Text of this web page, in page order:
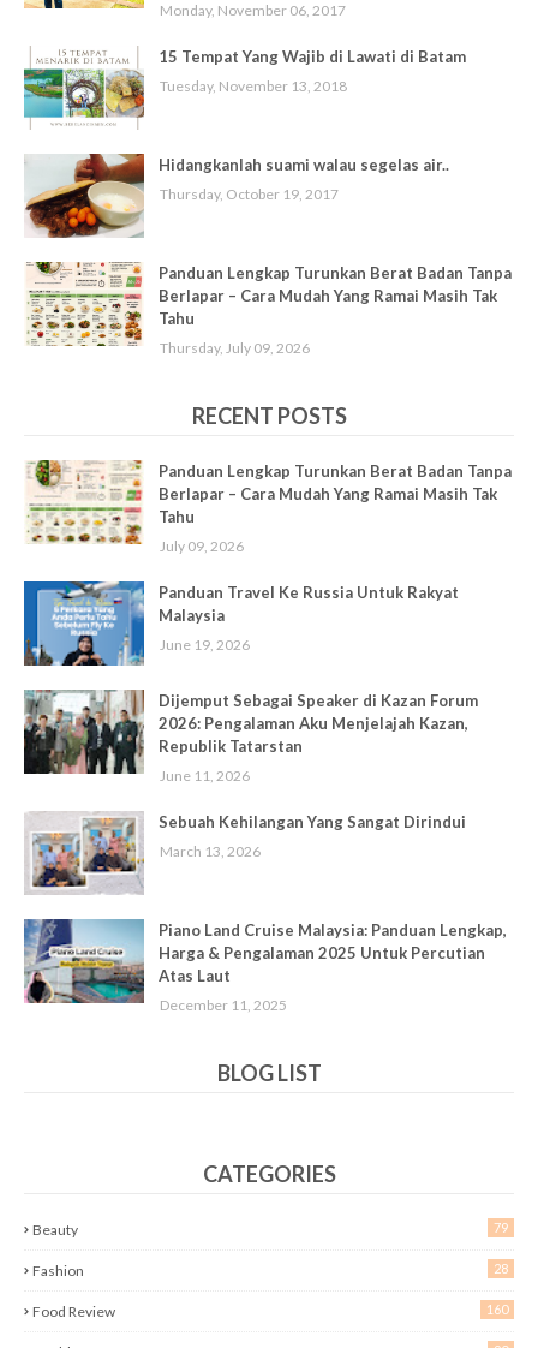
Monday, November 06, 2017
15 Tempat Yang Wajib di Lawati di Batam
Tuesday, November 13, 2018
Hidangkanlah suami walau segelas air..
Thursday, October 19, 2017
Panduan Lengkap Turunkan Berat Badan Tanpa
Berlapar – Cara Mudah Yang Ramai Masih Tak
Tahu
Thursday, July 09, 2026
RECENT POSTS
Panduan Lengkap Turunkan Berat Badan Tanpa
Berlapar – Cara Mudah Yang Ramai Masih Tak
Tahu
July 09, 2026
Panduan Travel Ke Russia Untuk Rakyat
Malaysia
June 19, 2026
Dijemput Sebagai Speaker di Kazan Forum
2026: Pengalaman Aku Menjelajah Kazan,
Republik Tatarstan
June 11, 2026
Sebuah Kehilangan Yang Sangat Dirindui
March 13, 2026
Piano Land Cruise Malaysia: Panduan Lengkap,
Harga & Pengalaman 2025 Untuk Percutian
Atas Laut
December 11, 2025
BLOG LIST
CATEGORIES
Beauty 79
Fashion 28
Food Review 160